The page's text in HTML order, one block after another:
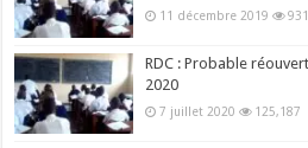
11 décembre 2019
RDC : Probable
2020
7 juillet 2020 125,187